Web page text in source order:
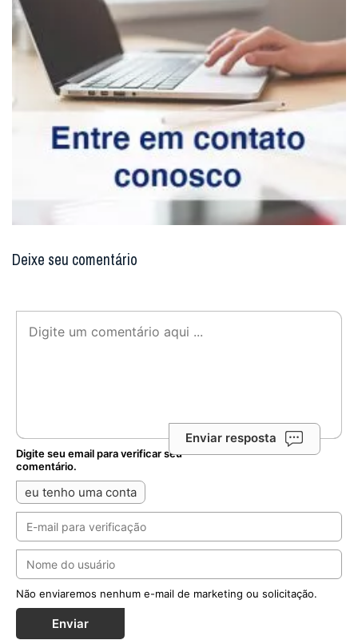
Deixe seu comentário
Enviar resposta
Digite seu email para verificar seu
comentário.
eu tenho uma conta
Não enviaremos nenhum e-mail de marketing ou solicitação.
Enviar